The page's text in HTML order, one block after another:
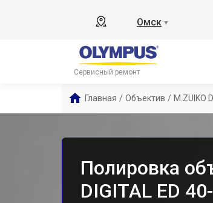
Омск ▼
Сервисный ремонт
Главная / Объектив / M.ZUIKO
Полировка
DIGITAL ED